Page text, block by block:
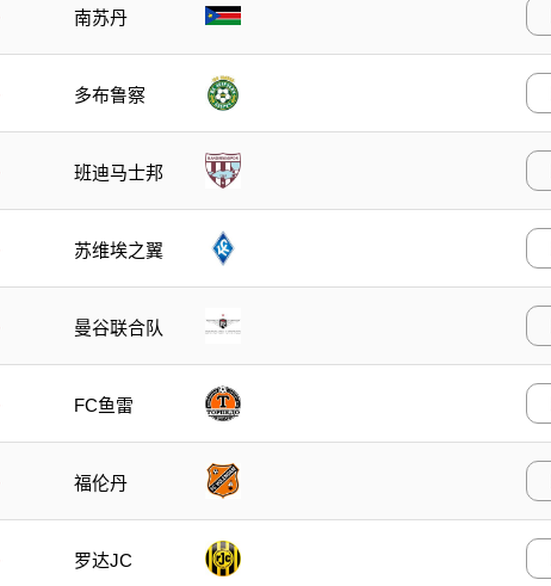
南苏丹
多布鲁察
班迪马士邦
苏维埃之翼
曼谷联合队
FC鱼雷
福伦丹
罗达JC